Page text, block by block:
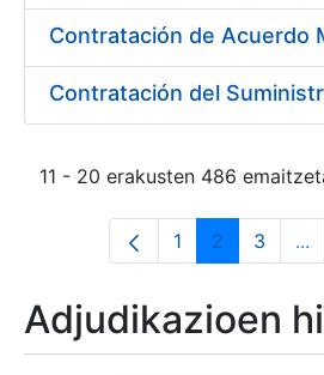
11 - 20 erakusten 486
Orrialdea
1 Orrialdea
2 3 ...
Adjudikazioen